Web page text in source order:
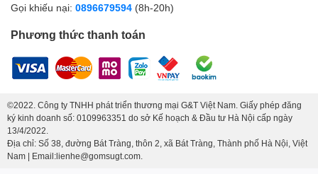
Gọi khiếu nại: 0896679594 (8h-20h)
Phương thức thanh toán
©2022. Công ty TNHH phát triển thương mại G&T Việt Nam. Giấy phép đăng
ký kinh doanh số: 0109963351 do sở Kế hoạch & Đầu tư Hà Nội cấp ngày
13/4/2022.
Địa chỉ: Số 38, đường Bát Tràng, thôn 2, xã Bát Tràng, Thành phố Hà Nội, Việt
Nam | Email:lienhe@gomsugt.com.